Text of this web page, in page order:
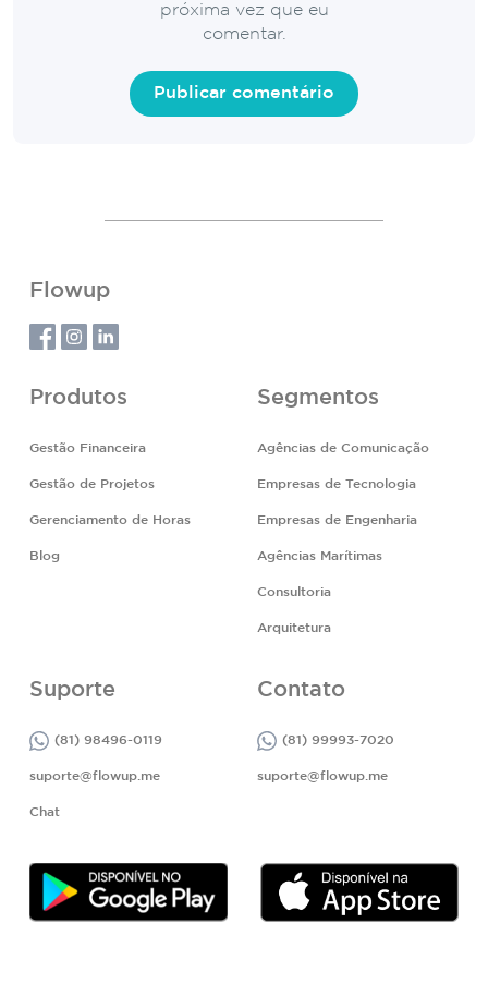
próxima vez que eu
comentar.
Flowup
Produtos
Gestão Financeira
Gestão de Projetos
Gerenciamento de Horas
Blog
Segmentos
Agências de Comunicação
Empresas de Tecnologia
Empresas de Engenharia
Agências Marítimas
Consultoria
Arquitetura
Suporte
(81) 98496-0119
suporte@flowup.me
Chat
Contato
(81) 99993-7020
suporte@flowup.me